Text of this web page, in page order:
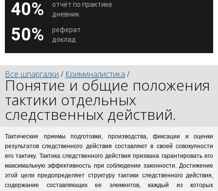
40%
отчёт по практике
дневник
50%
реферат
доклад
Все шпаргалки / Криминалистика /
Понятие и общие положения
тактики отдельных
следственных действий.
Тактические приемы подготовки, производства, фиксации и оценки
результатов следственного действия составляют в своей совокупности
его тактику. Тактика следственного действия призвана гарантировать его
максимальную эффективность при соблюдении законности. Достижение
этой цели предопределяет структуру тактики следственного действия,
содержание составляющих ее элементов, каждый из которых